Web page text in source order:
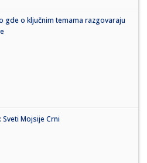
gde o ključnim temama razgovaraju
Mojsije Crni